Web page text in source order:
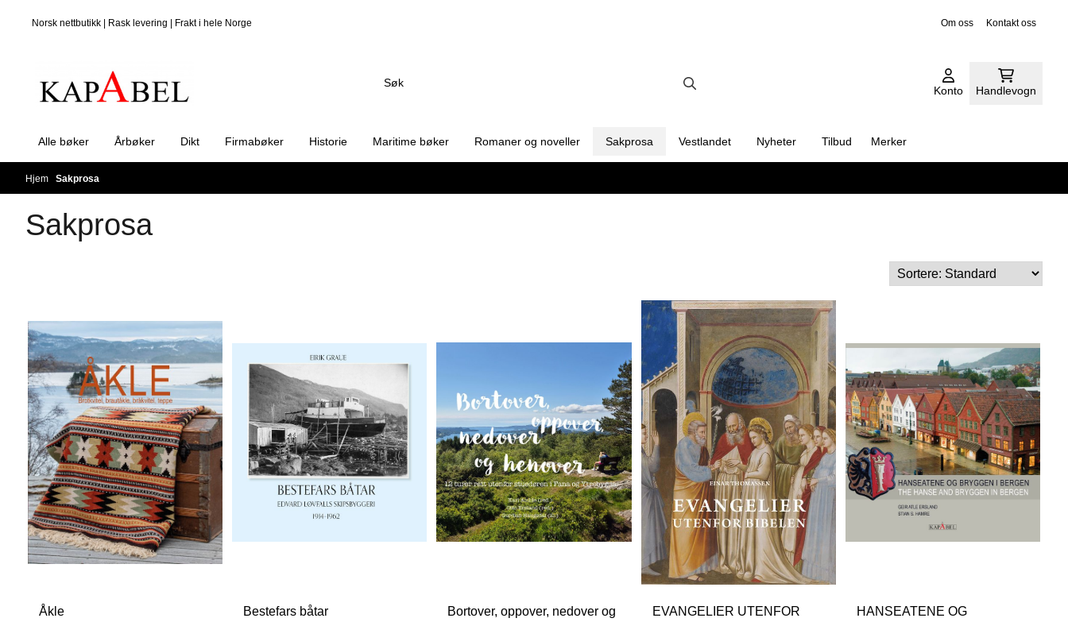
Norsk nettbutikk | Rask levering | Frakt i hele Norge Om oss Kontakt oss
Konto Handlevogn
Alle bøker Årbøker Dikt Firmabøker Historie Maritime bøker Romaner og noveller Sakprosa Vestlandet Nyheter Tilbud Merker
Hjem Sakprosa
Sakprosa
Åkle Bestefars båtar
Bortover, oppover, nedover og
EVANGELIER UTENFOR
HANSEATENE OG